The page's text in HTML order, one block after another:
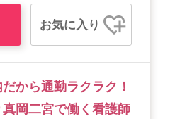
お気に入り
だから通勤ラクラク！
岡二宮で働く看護師